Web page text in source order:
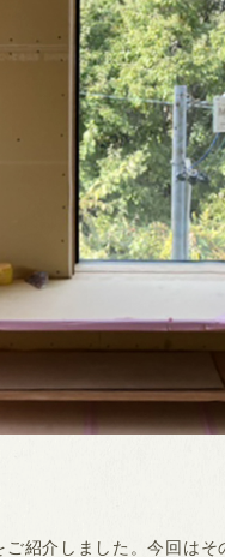
紹介しました。今回は